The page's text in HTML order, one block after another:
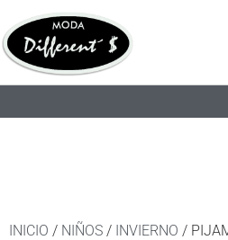
INICIO / NIÑOS / INVIERNO /